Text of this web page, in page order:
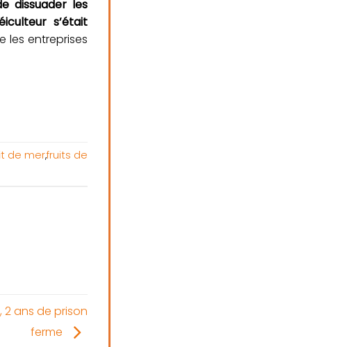
dissuader les
s’était
les entreprises
de mer,fruits de
ans de prison
ferme